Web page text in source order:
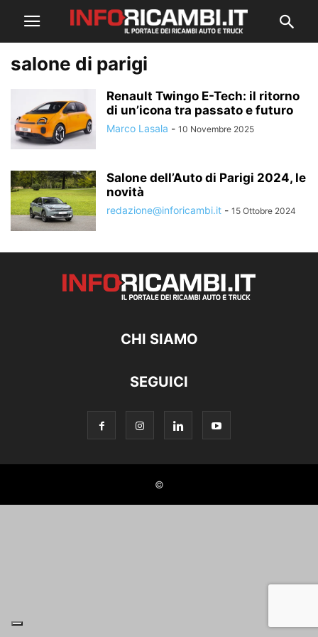
salone di parigi
Renault Twingo E-Tech: il ritorno
di un’icona tra passato e futuro
Marco Lasala - 10 Novembre 2025
Salone dell’Auto di Parigi 2024, le
novità
redazione@inforicambi.it - 15 Ottobre 2024
CHI SIAMO
SEGUICI
©